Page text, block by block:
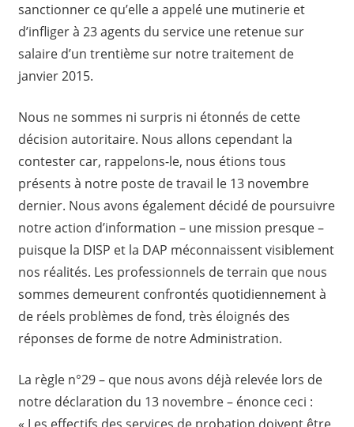
sanctionner ce qu’elle a appelé une mutinerie et
d’infliger à 23 agents du service une retenue sur
salaire d’un trentième sur notre traitement de
janvier 2015.
Nous ne sommes ni surpris ni étonnés de cette
décision autoritaire. Nous allons cependant la
contester car, rappelons-le, nous étions tous
présents à notre poste de travail le 13 novembre
dernier. Nous avons également décidé de poursuivre
notre action d’information – une mission presque –
puisque la DISP et la DAP méconnaissent visiblement
nos réalités. Les professionnels de terrain que nous
sommes demeurent confrontés quotidiennement à
de réels problèmes de fond, très éloignés des
réponses de forme de notre Administration.
La règle n°29 – que nous avons déjà relevée lors de
notre déclaration du 13 novembre – énonce ceci :